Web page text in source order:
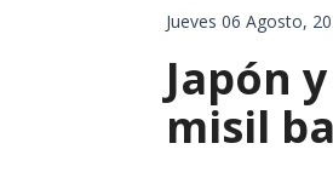
Jueves 06 Agosto,
Japón
misil